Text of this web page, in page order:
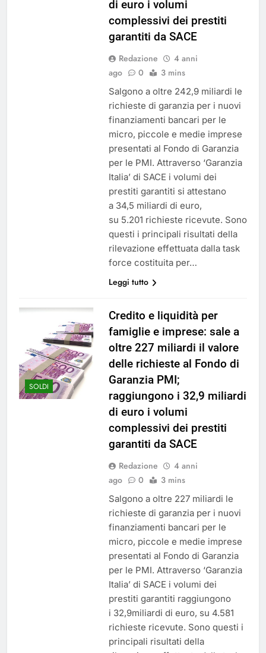
di euro i volumi
complessivi dei prestiti
garantiti da SACE
Redazione
4 anni
ago
0 3 mins
Salgono a oltre 242,9 miliardi le
richieste di garanzia per i nuovi
finanziamenti bancari per le
micro, piccole e medie imprese
presentati al Fondo di Garanzia
per le PMI. Attraverso ‘Garanzia
Italia’ di SACE i volumi dei
prestiti garantiti si attestano
a 34,5 miliardi di euro,
su 5.201 richieste ricevute. Sono
questi i principali risultati della
rilevazione effettuata dalla task
force costituita per…
Leggi tutto
SOLDI
Credito e liquidità per
famiglie e imprese: sale a
oltre 227 miliardi il valore
delle richieste al Fondo di
Garanzia PMI;
raggiungono i 32,9 miliardi
di euro i volumi
complessivi dei prestiti
garantiti da SACE
Redazione
4 anni
ago
0 3 mins
Salgono a oltre 227 miliardi le
richieste di garanzia per i nuovi
finanziamenti bancari per le
micro, piccole e medie imprese
presentati al Fondo di Garanzia
per le PMI. Attraverso ‘Garanzia
Italia’ di SACE i volumi dei
prestiti garantiti raggiungono
i 32,9miliardi di euro, su 4.581
richieste ricevute. Sono questi i
principali risultati della